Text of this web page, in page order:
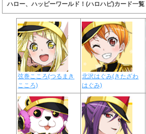
ハロー、ハッピーワールド！(ハロハピ)カード一覧
弦巻こころ(つるまき
こころ)
北沢はぐみ(きたざわ
はぐみ)